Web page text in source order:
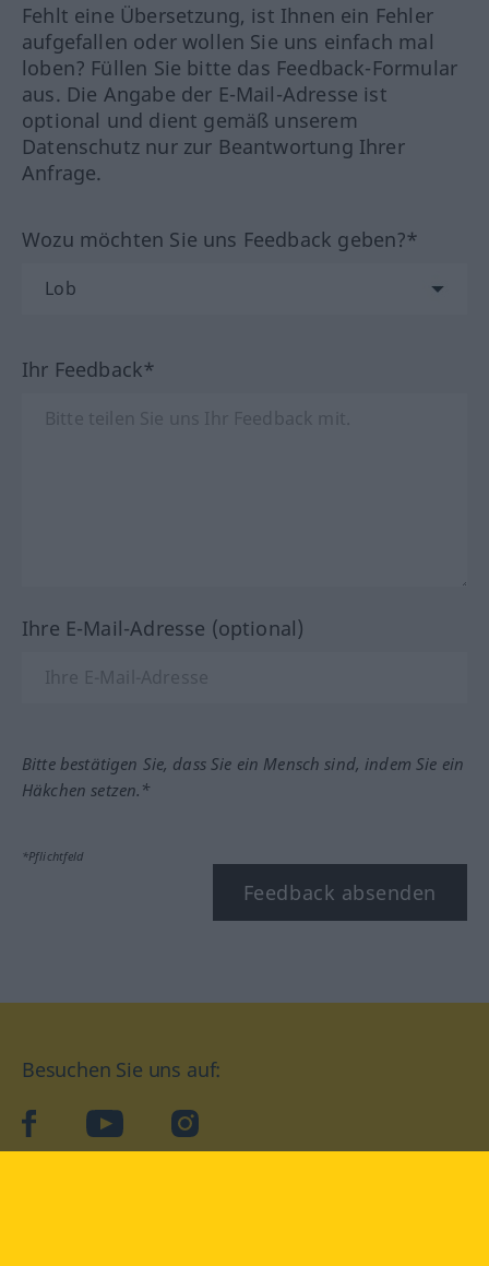
Fehlt eine Übersetzung, ist Ihnen ein Fehler
aufgefallen oder wollen Sie uns einfach mal
loben? Füllen Sie bitte das Feedback-Formular
aus. Die Angabe der E-Mail-Adresse ist
optional und dient gemäß unserem
Datenschutz nur zur Beantwortung Ihrer
Anfrage.
Wozu möchten Sie uns Feedback geben?*
Ihr Feedback*
Ihre E-Mail-Adresse (optional)
Bitte bestätigen Sie, dass Sie ein Mensch sind, indem Sie ein
Häkchen setzen.*
*Pflichtfeld
Feedback absenden
Besuchen Sie uns auf:
facebookYouTube Instagram